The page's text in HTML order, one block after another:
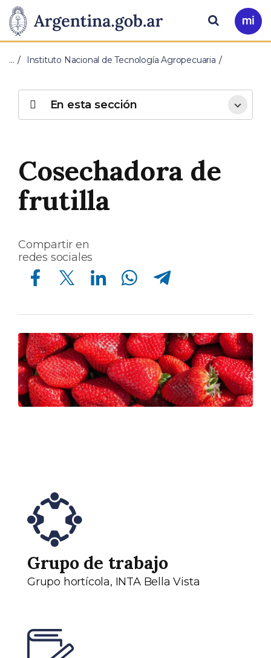
Presidencia
de
Nación
Pasar al contenido principal
Ir
a
Buscar
… Instituto Nacional de Tecnología Agropecuaria
Cosechadora de
frutilla
Compartir en
redes sociales
Compartir en Facebook Compartir en Twitter Compartir en Linkedin Compartir en Whatsapp Compartir en Telegram
Grupo de trabajo
Grupo hortícola, INTA Bella Vista
En esta sección